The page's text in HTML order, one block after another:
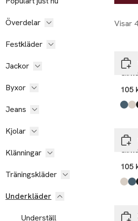
Överdelar
Festkläder
Jackor
Byxor
Jeans
Kjolar
Klänningar
Träningskläder
Underkläder
Underställ
Visar
105
Sand
Black
105
Sand
Black
Ta
Å